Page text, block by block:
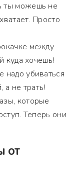
ты можешь не
Просто
между
куда хочешь!
надо убиваться
не трать!
которые
Теперь они
ОТ